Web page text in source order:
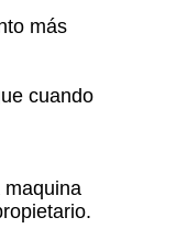
más
cuando
maquina